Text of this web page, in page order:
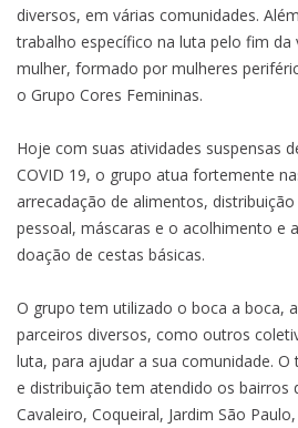
diversos, em várias comunidades.
trabalho específico na luta pelo fim da
mulher, formado por mulheres
o Grupo Cores Femininas.
Hoje com suas atividades suspensas
COVID 19, o grupo atua fortemente
arrecadação de alimentos,
pessoal, máscaras e o acolhimento e
doação de cestas básicas.
O grupo tem utilizado o boca a boca,
parceiros diversos, como outros
luta, para ajudar a sua comunidade.
e distribuição tem atendido os bairros
Cavaleiro, Coqueiral, Jardim São